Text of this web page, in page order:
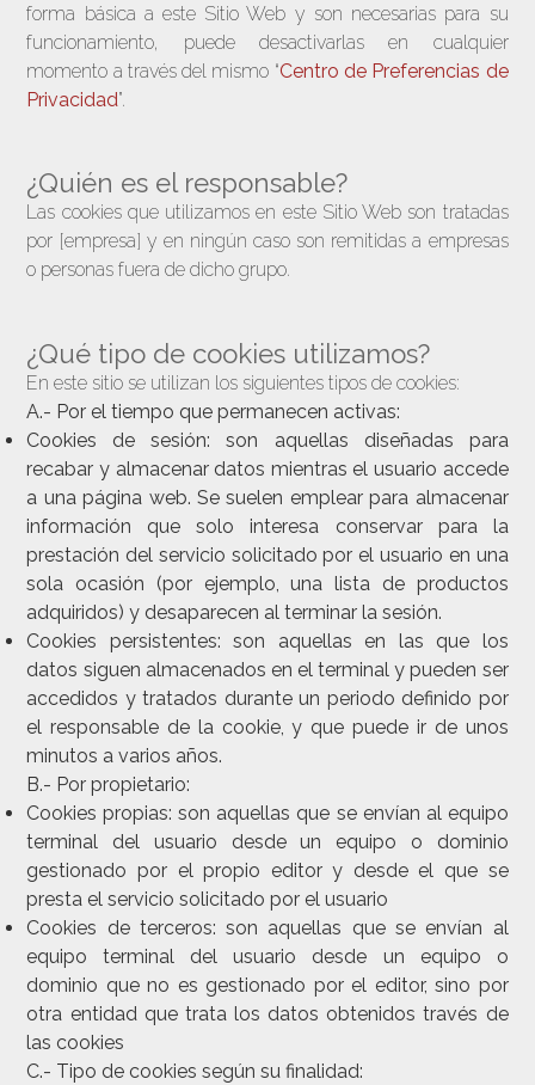
forma básica a este Sitio Web y son necesarias para su
funcionamiento, puede desactivarlas en cualquier
momento a través del mismo “Centro de Preferencias de
Privacidad”.
¿Quién es el responsable?
Las cookies que utilizamos en este Sitio Web son tratadas
por [empresa] y en ningún caso son remitidas a empresas
o personas fuera de dicho grupo.
¿Qué tipo de cookies utilizamos?
En este sitio se utilizan los siguientes tipos de cookies:
A.- Por el tiempo que permanecen activas:
Cookies de sesión: son aquellas diseñadas para
recabar y almacenar datos mientras el usuario accede
a una página web. Se suelen emplear para almacenar
información que solo interesa conservar para la
prestación del servicio solicitado por el usuario en una
sola ocasión (por ejemplo, una lista de productos
adquiridos) y desaparecen al terminar la sesión.
Cookies persistentes: son aquellas en las que los
datos siguen almacenados en el terminal y pueden ser
accedidos y tratados durante un periodo definido por
el responsable de la cookie, y que puede ir de unos
minutos a varios años.
B.- Por propietario:
Cookies propias: son aquellas que se envían al equipo
terminal del usuario desde un equipo o dominio
gestionado por el propio editor y desde el que se
presta el servicio solicitado por el usuario
Cookies de terceros: son aquellas que se envían al
equipo terminal del usuario desde un equipo o
dominio que no es gestionado por el editor, sino por
otra entidad que trata los datos obtenidos través de
las cookies
C.- Tipo de cookies según su finalidad: